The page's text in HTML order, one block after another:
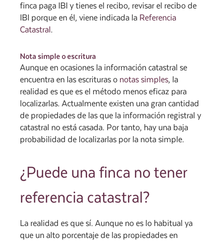
finca paga IBI y tienes el recibo, revisar el recibo de
IBI porque en él, viene indicada la Referencia
Catastral.
Nota simple o escritura
Aunque en ocasiones la información catastral se
encuentra en las escrituras o notas simples, la
realidad es que es el método menos eficaz para
localizarlas. Actualmente existen una gran cantidad
de propiedades de las que la información registral y
catastral no está casada. Por tanto, hay una baja
probabilidad de localizarlas por la nota simple.
¿Puede una finca no tener
referencia catastral?
La realidad es que sí. Aunque no es lo habitual ya
que un alto porcentaje de las propiedades en